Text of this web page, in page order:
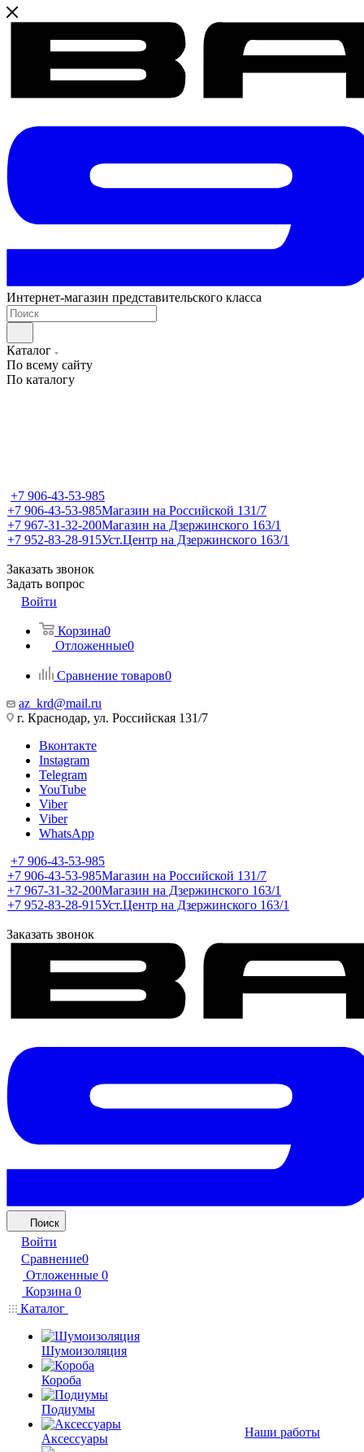
Интернет-магазин представительского класса
Каталог
По всему сайту
По каталогу
+7 906-43-53-985
+7 906-43-53-985Магазин на Российской 131/7
+7 967-31-32-200Магазин на Дзержинского 163/1
+7 952-83-28-915Уст.Центр на Дзержинского 163/1
Заказать звонок
Задать вопрос
Войти
Корзина0
Отложенные0
Сравнение товаров0
az_krd@mail.ru
г. Краснодар, ул. Российская 131/7
Вконтакте
Instagram
Telegram
YouTube
Viber
Viber
WhatsApp
+7 906-43-53-985
+7 906-43-53-985Магазин на Российской 131/7
+7 967-31-32-200Магазин на Дзержинского 163/1
+7 952-83-28-915Уст.Центр на Дзержинского 163/1
Заказать звонок
Поиск
Войти
Сравнение0
Отложенные 0
Корзина 0
Каталог
Шумоизоляция
Короба
Подиумы
Аксессуары
Наши работы